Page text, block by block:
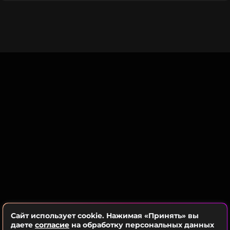
Сайт использует cookie. Нажимая «Принять» вы
даете согласие на обработку персональных данных